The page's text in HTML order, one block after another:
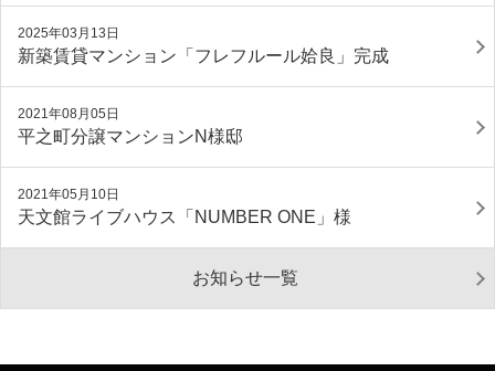
2025年03月13日
新築賃貸マンション「フレフルール姶良」完成
2021年08月05日
平之町分譲マンションN様邸
2021年05月10日
天文館ライブハウス「NUMBER ONE」様
お知らせ一覧